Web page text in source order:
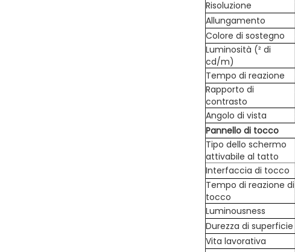
Risoluzione
Allungamento
Colore di sostegno
Luminosità (² di
cd/m)
Tempo di reazione
Rapporto di
contrasto
Angolo di vista
Pannello di tocco
Tipo dello schermo
attivabile al tatto
Interfaccia di tocco
Tempo di reazione di
tocco
Luminousness
Durezza di superficie
Vita lavorativa